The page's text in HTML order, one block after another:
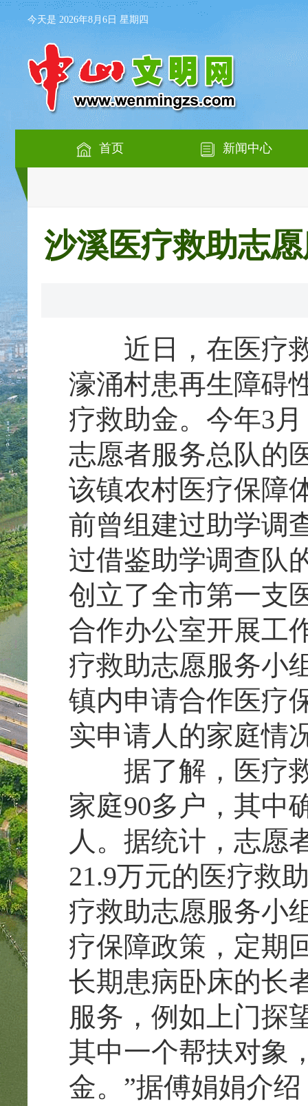
今天是 2026年8月6日 星期四
首页 新闻中心
沙溪医疗救助志
近日，在医疗救
濠涌村患再生障碍
疗救助金。今年3
志愿者服务总队的
该镇农村医疗保
前曾组建过助学调
过借鉴助学调查队
创立了全市第一支
合作办公室开展工
疗救助志愿服务小
镇内申请合作医疗
实申请人的家庭情
据了解，医疗救
家庭90多户，其中
人。据统计，志愿
21.9万元的医疗
疗救助志愿服务小
疗保障政策，定期
长期患病卧床的长
服务，例如上门
其中一个帮扶对象
金。”据傅娟娟介